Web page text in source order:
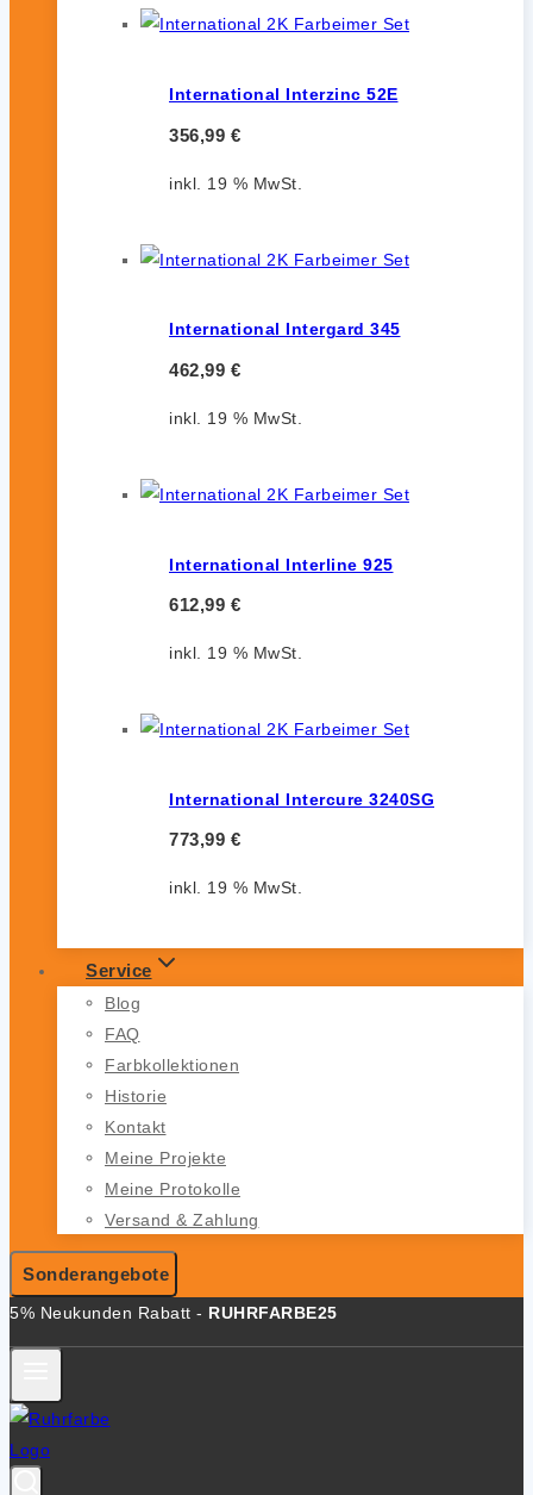
International Interzinc 52E
356,99 €
inkl. 19 % MwSt.
International Intergard 345
462,99 €
inkl. 19 % MwSt.
International Interline 925
612,99 €
inkl. 19 % MwSt.
International Intercure 3240SG
773,99 €
inkl. 19 % MwSt.
Service
Blog
FAQ
Farbkollektionen
Historie
Kontakt
Meine Projekte
Meine Protokolle
Versand & Zahlung
Sonderangebote
5% Neukunden Rabatt - RUHRFARBE25